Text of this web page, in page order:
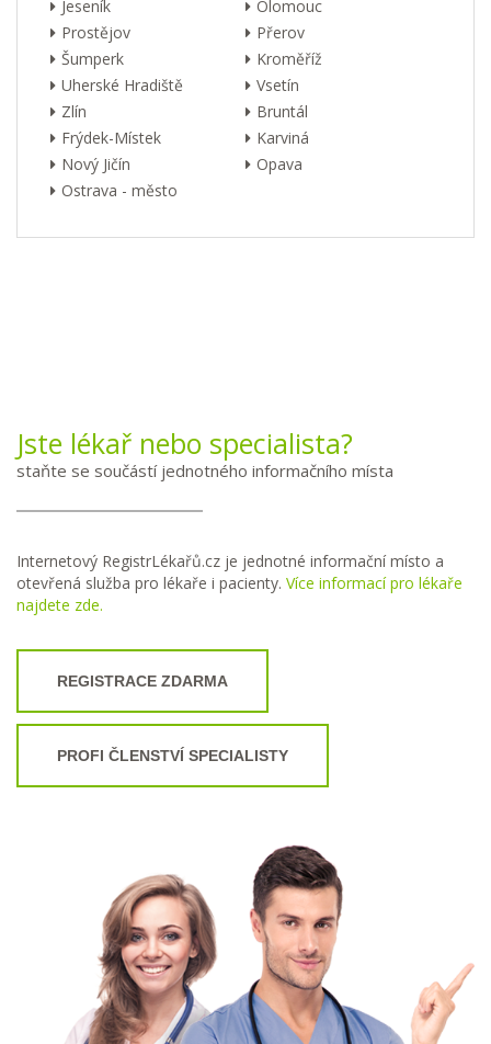
Jeseník
Olomouc
Prostějov
Přerov
Šumperk
Kroměříž
Uherské Hradiště
Vsetín
Zlín
Bruntál
Frýdek-Místek
Karviná
Nový Jičín
Opava
Ostrava - město
Jste lékař nebo specialista?
staňte se součástí jednotného informačního místa
Internetový RegistrLékařů.cz je jednotné informační místo a
otevřená služba pro lékaře i pacienty. Více informací pro lékaře
najdete zde.
REGISTRACE ZDARMA
PROFI ČLENSTVÍ SPECIALISTY